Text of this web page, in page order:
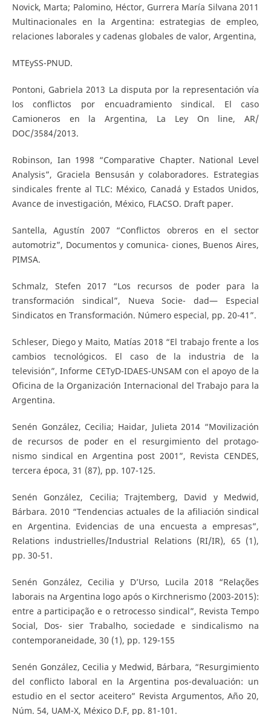
Novick, Marta; Palomino, Héctor, Gurrera María Silvana 2011
Multinacionales en la Argentina: estrategias de empleo,
relaciones laborales y cadenas globales de valor, Argentina,
MTEySS-PNUD.
Pontoni, Gabriela 2013 La disputa por la representación vía
los conflictos por encuadramiento sindical. El caso
Camioneros en la Argentina, La Ley On line, AR/
DOC/3584/2013.
Robinson, Ian 1998 “Comparative Chapter. National Level
Analysis”, Graciela Bensusán y colaboradores. Estrategias
sindicales frente al TLC: México, Canadá y Estados Unidos,
Avance de investigación, México, FLACSO. Draft paper.
Santella, Agustín 2007 “Conflictos obreros en el sector
automotriz”, Documentos y comunica- ciones, Buenos Aires,
PIMSA.
Schmalz, Stefen 2017 “Los recursos de poder para la
transformación sindical”, Nueva Socie- dad— Especial
Sindicatos en Transformación. Número especial, pp. 20-41”.
Schleser, Diego y Maito, Matías 2018 “El trabajo frente a los
cambios tecnológicos. El caso de la industria de la
televisión”, Informe CETyD-IDAES-UNSAM con el apoyo de la
Oficina de la Organización Internacional del Trabajo para la
Argentina.
Senén González, Cecilia; Haidar, Julieta 2014 “Movilización
de recursos de poder en el resurgimiento del protago-
nismo sindical en Argentina post 2001”, Revista CENDES,
tercera época, 31 (87), pp. 107-125.
Senén González, Cecilia; Trajtemberg, David y Medwid,
Bárbara. 2010 “Tendencias actuales de la afiliación sindical
en Argentina. Evidencias de una encuesta a empresas”,
Relations industrielles/Industrial Relations (RI/IR), 65 (1),
pp. 30-51.
Senén González, Cecilia y D’Urso, Lucila 2018 “Relações
laborais na Argentina logo após o Kirchnerismo (2003-2015):
entre a participação e o retrocesso sindical”, Revista Tempo
Social, Dos- sier Trabalho, sociedade e sindicalismo na
contemporaneidade, 30 (1), pp. 129-155
Senén González, Cecilia y Medwid, Bárbara, “Resurgimiento
del conflicto laboral en la Argentina pos-devaluación: un
estudio en el sector aceitero” Revista Argumentos, Año 20,
Núm. 54, UAM-X, México D.F, pp. 81-101.